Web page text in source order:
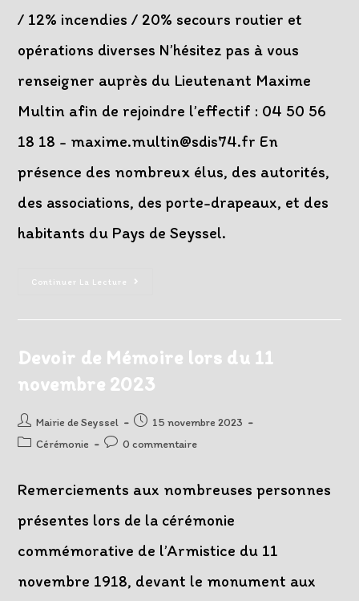
/ 12% incendies / 20% secours routier et
opérations diverses N’hésitez pas à vous
renseigner auprès du Lieutenant Maxime
Multin afin de rejoindre l’effectif : 04 50 56
18 18 - maxime.multin@sdis74.fr En
présence des nombreux élus, des autorités,
des associations, des porte-drapeaux, et des
habitants du Pays de Seyssel.
Continuer La Lecture
La
De
L’Orme,
Images
Devoir de Mémoire lors du 11
novembre 2023
Auteur/autrice
de
Mairie de Seyssel
Post15 novembre 2023
PostCérémonie
Post0 commentaire
Remerciements aux nombreuses personnes
présentes lors de la cérémonie
commémorative de l’Armistice du 11
novembre 1918, devant le monument aux